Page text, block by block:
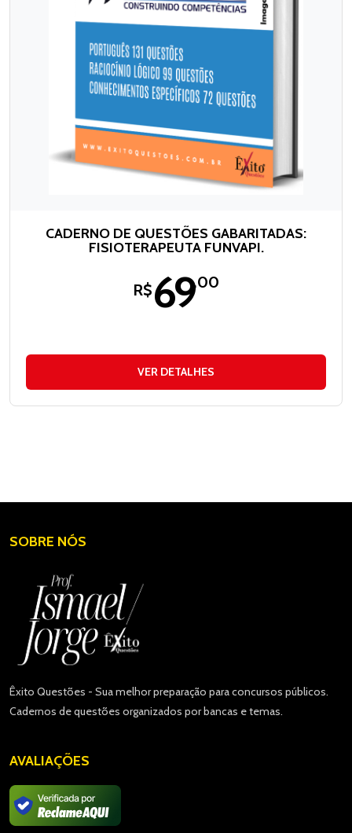
CADERNO DE QUESTÕES GABARITADAS:
FISIOTERAPEUTA FUNVAPI.
R$69,00
VER DETALHES
SOBRE NÓS
Êxito Questões - Sua melhor preparação para concursos públicos.
Cadernos de questões organizados por bancas e temas.
AVALIAÇÕES